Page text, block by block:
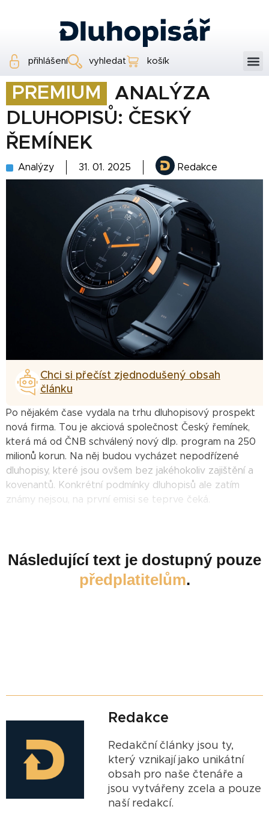
přihlášení vyhledat košík
PREMIUM
ANALÝZA
DLUHOPISŮ: ČESKÝ
ŘEMÍNEK
Analýzy 31. 01. 2025 Redakce
Chci si přečíst zjednodušený obsah
článku
Po nějakém čase vydala na trhu dluhopisový prospekt
nová firma. Tou je akciová společnost Český řemínek,
která má od ČNB schválený nový dlp. program na 250
milionů korun. Na něj budou vycházet nepodřízené
dluhopisy, které jsou ovšem bez jakéhokoliv zajištění a
kovenantů. Konkrétní podmínky dluhopisů ale zatím
známy nejsou, na první emisi se teprve čeká.
Následující text je dostupný pouze
předplatitelům.
Redakce
Redakční články jsou ty,
který vznikají jako unikátní
obsah pro naše čtenáře a
jsou vytvářeny zcela a pouze
naší redakcí.